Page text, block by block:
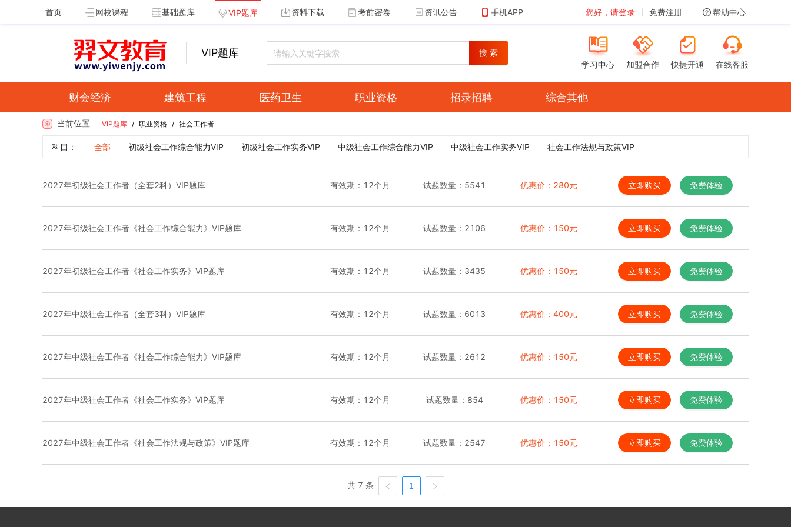
首页 网校课程 基础题库 VIP题库 资料下载 考前密卷 资讯公告 手机APP 您好，请登录 丨 免费注册 帮助中心
VIP题库
搜 索
学习中心
加盟合作 快捷开通 在线客服
财会经济 建筑工程 医药卫生 职业资格 招录招聘 综合其他
当前位置 VIP题库 / 职业资格 / 社会工作者
科目： 全部 初级社会工作综合能力VIP 初级社会工作实务VIP 中级社会工作综合能力VIP 中级社会工作实务VIP 社会工作法规与政策VIP
2027年初级社会工作者（全套2科）VIP题库 有效期： 12个月 试题数量： 5541 优惠价： 280元 立即购买 免费体验
2027年初级社会工作者《社会工作综合能力》VIP题库 有效期： 12个月 试题数量： 2106 优惠价： 150元 立即购买 免费体验
2027年初级社会工作者《社会工作实务》VIP题库 有效期： 12个月 试题数量： 3435 优惠价： 150元 立即购买 免费体验
2027年中级社会工作者（全套3科）VIP题库 有效期： 12个月 试题数量： 6013 优惠价： 400元 立即购买 免费体验
2027年中级社会工作者《社会工作综合能力》VIP题库 有效期： 12个月 试题数量： 2612 优惠价： 150元 立即购买 免费体验
2027年中级社会工作者《社会工作实务》VIP题库 有效期： 12个月 试题数量： 854 优惠价： 150元 立即购买 免费体验
2027年中级社会工作者《社会工作法规与政策》VIP题库 有效期： 12个月 试题数量： 2547 优惠价： 150元 立即购买 免费体验
共 7 条 1